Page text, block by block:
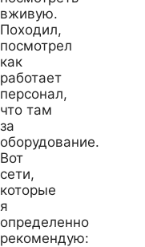
вживую.
Походил,
посмотрел
как
работает
персонал,
что там
за
оборудование.
Вот
сети,
которые
я
определенно
рекомендую: